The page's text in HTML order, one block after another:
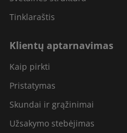
Tinklaraštis
Klientų aptarnavimas
Kaip pirkti
Pristatymas
Skundai ir grąžinimai
Užsakymo stebėjimas